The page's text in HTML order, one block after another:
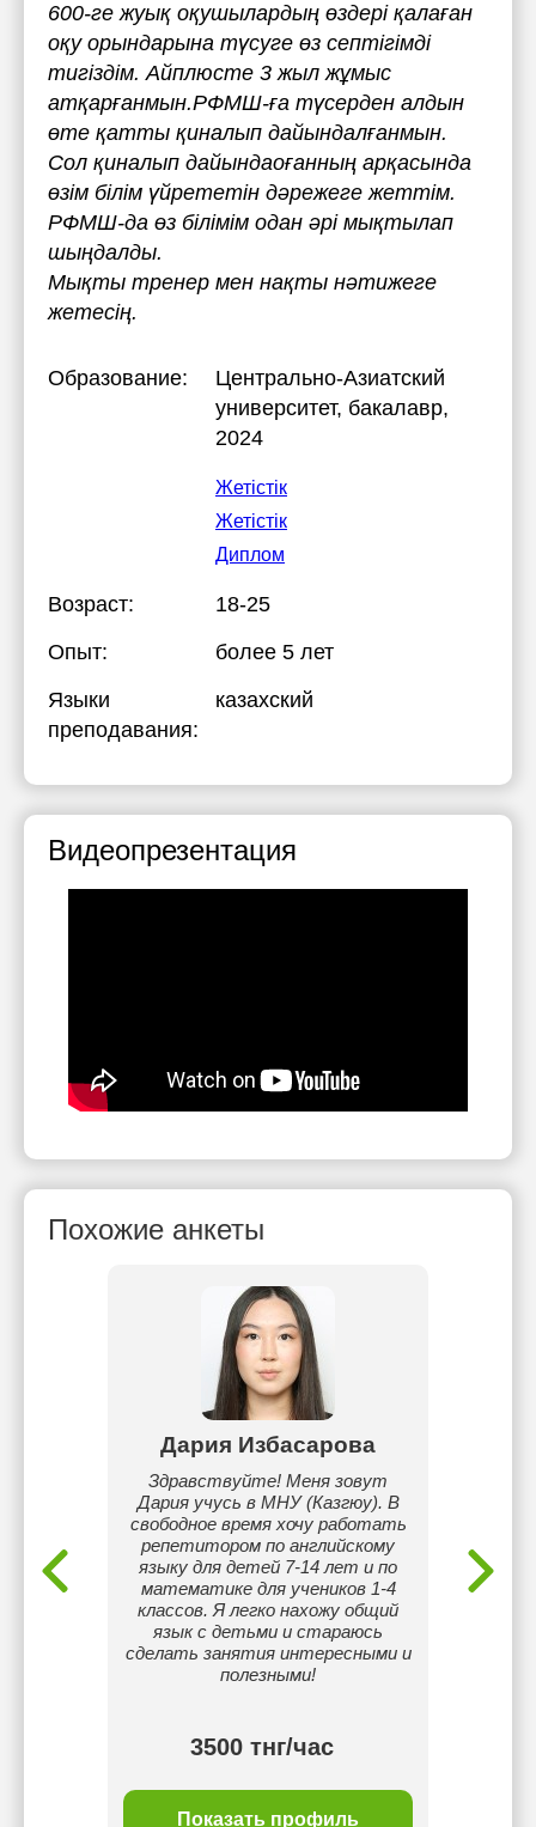
600-ге жуық оқушылардың өздері қалаған
оқу орындарына түсуге өз септігімді
тигіздім. Айплюсте 3 жыл жұмыс
атқарғанмын.РФМШ-ға түсерден алдын
өте қатты қиналып дайындалғанмын.
Сол қиналып дайындаоғанның арқасында
өзім білім үйрететін дәрежеге жеттім.
РФМШ-да өз білімім одан әрі мықтылап
шыңдалды.
Мықты тренер мен нақты нәтижеге
жетесің.
Образование:
Центрально-Азиатский
университет, бакалавр,
2024
Жетістік
Жетістік
Диплом
Возраст:
18-25
Опыт:
более 5 лет
Языки
преподавания:
казахский
Видеопрезентация
Похожие анкеты
Дария Избасарова
Здравствуйте! Меня зовут
Дария учусь в МНУ (Казгюу). В
свободное время хочу работать
репетитором по английскому
языку для детей 7-14 лет и по
математике для учеников 1-4
классов. Я легко нахожу общий
язык с детьми и стараюсь
сделать занятия интересными и
полезными!
3500 тнг/час
Показать профиль